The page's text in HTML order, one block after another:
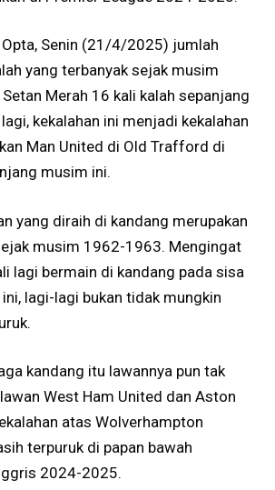
Senin (21/4/2025) jumlah
yang terbanyak sejak musim
Merah 16 kali kalah sepanjang
kekalahan ini menjadi kekalahan
Man United di Old Trafford di
musim ini.
yang diraih di kandang merupakan
musim 1962-1963. Mengingat
lagi bermain di kandang pada sisa
lagi-lagi bukan tidak mungkin
kandang itu lawannya pun tak
West Ham United dan Aston
atas Wolverhampton
terpuruk di papan bawah
2024-2025.